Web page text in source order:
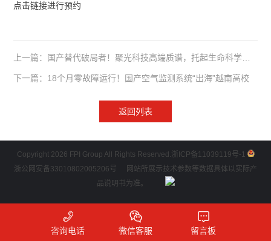
点击链接进行预约
下一篇：18个月零故障运行！国产空气监测系统“出海”越南高校
返回列表
Copyright 2026 FPI Group All Rights Reserved.浙ICP备11039119号-1
浙公网安备33010802005206号
网站所展示技术参数等数据具体以实际产
品说明书为准。
咨询电话 微信客服 留言板